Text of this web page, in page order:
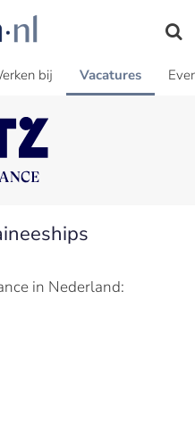
bij Vacatures
in Nederland: